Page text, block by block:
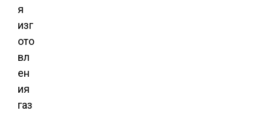
я
изг
ото
вл
ен
ия
газ